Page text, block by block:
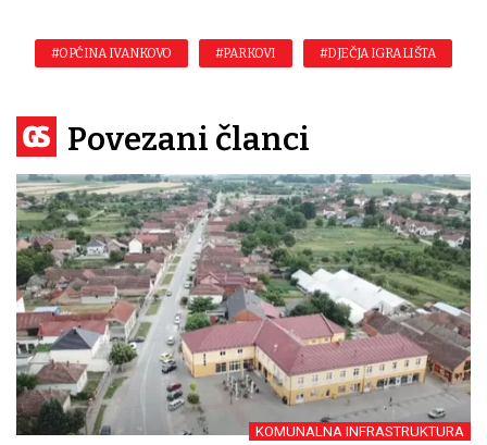
#OPĆINA IVANKOVO #PARKOVI #DJEČJA IGRALIŠTA
Povezani članci
KOMUNALNA INFRASTRUKTURA